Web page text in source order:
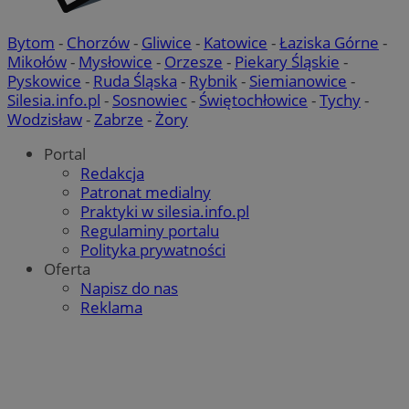
Bytom - Chorzów- Gliwice - Katowice -Łaziska Górne -
Mikołów- Mysłowice - Orzesze - Piekary Śląskie -
Pyskowice - Ruda Śląska - Rybnik - Siemianowice -
Silesia.info.pl - Sosnowiec- Świętochłowice -Tychy-
Wodzisław- Zabrze - Żory
Portal
Redakcja
Patronat medialny
Praktyki w silesia.info.pl
Regulaminy portalu
Polityka prywatności
Oferta
Napisz do nas
Reklama